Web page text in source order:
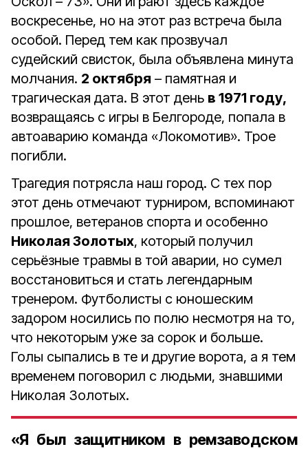
воскресенье, но на этот раз встреча была
особой. Перед тем как прозвучал
судейский свисток, была объявлена минута
молчания. 2 октября – памятная и
трагическая дата. В этот день в 1971 году,
возвращаясь с игры в Белгороде, попала в
автоаварию команда «Локомотив». Трое
погибли.
Трагедия потрясла наш город. С тех пор
этот день отмечают турниром, вспоминают
прошлое, ветеранов спорта и особенно
Николая Золотых, который получил
серьёзные травмы в той аварии, но сумел
восстановиться и стать легендарным
тренером. Футболисты с юношеским
задором носились по полю несмотря на то,
что некоторым уже за сорок и больше.
Голы сыпались в те и другие ворота, а я тем
временем поговорил с людьми, знавшими
Николая Золотых.
«Я был защитником в ремзаводском